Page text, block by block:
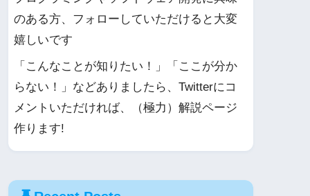
のある方、フォローしていただけると大変
嬉しいです
「こんなことが知りたい！」「ここが分か
らない！」などありましたら、Twitterにコ
メントいただければ、（極力）解説ページ
作ります!